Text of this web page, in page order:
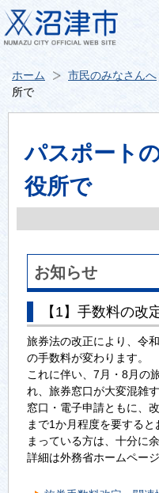
ホーム 市民のみなさんへ
所で
パスポート
役所で
お知らせ
【1】手数料の改
旅券法の改正により、令
の手数料が変わります。
これに伴い、7月・8月の
れ、旅券窓口が大変混雑
窓口・電子申請ともに、
まで1か月程度を要する
まっている方は、十分に
詳細は外務省ホームペー